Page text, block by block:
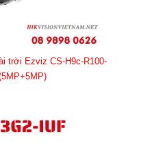
trời Ezviz CS-H9c-R100-